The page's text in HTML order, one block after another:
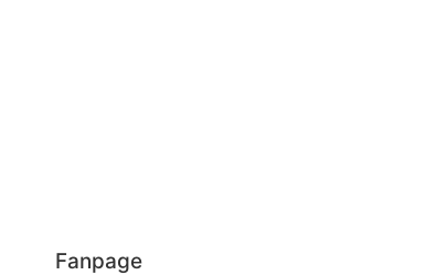
Fanpage